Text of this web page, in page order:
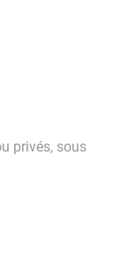
privés, sous